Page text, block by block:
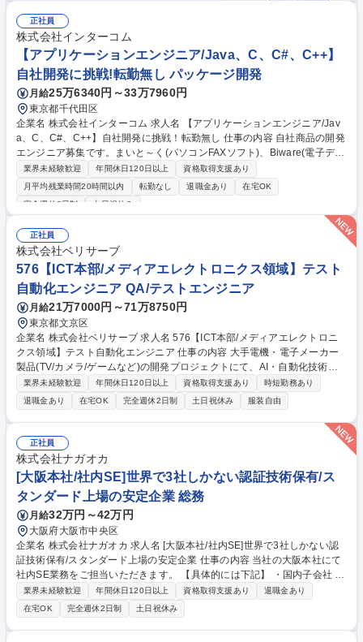
正社員
株式会社インターコム
【アプリケーションエンジニア/Java、C、C#、C++】
自社開発に挑戦!転勤無し パッケージ開発
月給25万6340円～33万7960円
東京都千代田区
企業名 株式会社インターコム 求人名 【アプリケーションエンジニア/Jav
a、C、C#、C++】自社開発に挑戦！転勤無し 仕事の内容 自社商品の開発
エンジニア募集です。まいと～く(パソコンFAXソフト)、Biware(電子デー
タ交換サービス)、MaLion(Windows版)などに関わります。Java、C、C
#、C++いずれかのコーディング経験者を募集！転勤無し。 ■新機能の要
件定義/設計/開発/テスト ■不具合修正、アップデート作業 ■担当製品のお
境新規構築/障害監視/障害時対応/課金データの抽出等） ※担当していただ
く商品については選考の中で決定させていただきます。 募集職種 【アプ
リケーションエンジニア/Java、C、C#、C++】自社開発に挑戦！転勤無
し
業界未経験歓迎 年間休日120日以上
資格取得支援あり
月平均残業時間20時間以内
転勤なし 退職金あり
在宅OK
完全週休2日制
土日祝休み
正社員
株式会社ベリサーブ
576【ICT本部/メディアエレクトロニクス領域】テスト
自動化エンジニア QA/テストエンジニア
月給21万7000円～71万8750円
東京都文京区
企業名 株式会社ベリサーブ 求人名 576【ICT本部/メディアエレクトロニ
クス領域】テスト自動化エンジニア 仕事の内容 大手電機・電子メーカー
製品(TV/カメラ/ゲームなど)の開発プロジェクトにて、AI・自動化技術を
活用した品質エンジニアリングを担当いただきます。テスト自動化基盤の
構築や生成AIを活用した品質評価プロセス高度化 など、新しい品質ソリュ
ーションの開発・実装を推進するポジションです。 ■テスト自動化フレー
ムワークの設計/開発/運用 ■Python/Java等を用いたテストツール/動化プ
ログラムの開発 ■CI/CD環境へのテスト自動化の組み込み/運用 ■AI4QA(AI
を活用した品質保証)の実装/改善 ■QA4AI(AIシステムの品質評価)での評価
環境/自動化基盤の構築 ■生成AIを活用したテスト設計/テストケース生成/
評価プロセスの高度化 等 募集職種 576【ICT本部/メディアエレクトロニ
クス領域】テスト自動化エンジニア
業界未経験歓迎 年間休日120日以上 資格取得支援あり
時短勤務あり
退職金あり
在宅OK 完全週休2日制 土日祝休み 服装自由
正社員
株式会社ナガオカ
[大阪本社/社内SE]世界で3社しかない認証技術保有/ス
タンダード上場の安定企業 総務
月給32万円～42万円
大阪府大阪市中央区
企業名 株式会社ナガオカ 求人名 [大阪本社/社内SE]世界で3社しかない認
証技術保有/スタンダード上場の安定企業 仕事の内容 当社の大阪本社にて
社内SE業務をご担当いただきます。 【具体的には下記】 ・国内子会社 社
内システム管理 ・業務パソコン運用保守対応（新規購入手配・キッティン
グ作業・データ移行作業・修理手配） ・社内エンドユーザーのヘルプデス
ク対応 ・システム保守委託先ベンダーとの調整/発注手配 ・社内システム
運用保守対応（ネットワーク、セキュリティ、サーバ、AD、業務アプリ
業界未経験歓迎 年間休日120日以上 資格取得支援あり
退職金あり
在宅OK
完全週休2日制 土日祝休み